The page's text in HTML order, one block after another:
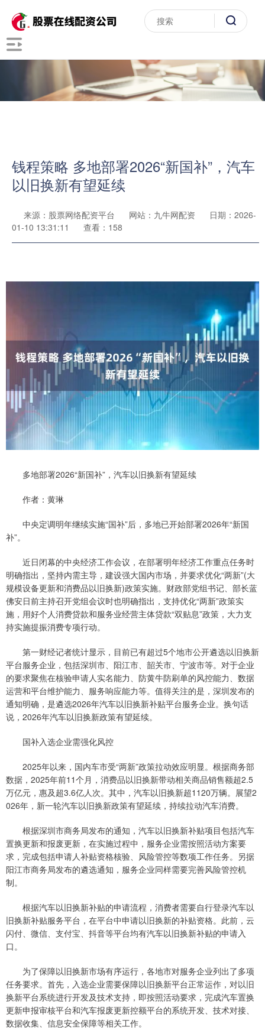
钱程策略 多地部署2026“新国补”，汽车
以旧换新有望延续
来源：股票网络配资平台 网站：九牛网配资
日期：2026-
01-10 13:31:11
查看：158
多地部署2026“新国补”，汽车以旧换新有望延续
作者：黄琳
中央定调明年继续实施“国补”后，多地已开始部署2026年“新国
补”。
近日闭幕的中央经济工作会议，在部署明年经济工作重点任务时
明确指出，坚持内需主导，建设强大国内市场，并要求优化“两新”(大
规模设备更新和消费品以旧换新)政策实施。财政部党组书记、部长蓝
佛安日前主持召开党组会议时也明确指出，支持优化“两新”政策实
施，用好个人消费贷款和服务业经营主体贷款“双贴息”政策，大力支
持实施提振消费专项行动。
第一财经记者统计显示，目前已有超过5个地市公开遴选以旧换新
平台服务企业，包括深圳市、阳江市、韶关市、宁波市等。对于企业
的要求聚焦在核验申请人实名能力、防黄牛防刷单的风控能力、数据
运营和平台维护能力、服务响应能力等。值得关注的是，深圳发布的
通知明确，是遴选2026年汽车以旧换新补贴平台服务企业。换句话
说，2026年汽车以旧换新政策有望延续。
国补入选企业需强化风控
2025年以来，国内车市受“两新”政策拉动效应明显。根据商务部
数据，2025年前11个月，消费品以旧换新带动相关商品销售额超2.5
万亿元，惠及超3.6亿人次。其中，汽车以旧换新超1120万辆。展望2
026年，新一轮汽车以旧换新政策有望延续，持续拉动汽车消费。
根据深圳市商务局发布的通知，汽车以旧换新补贴项目包括汽车
置换更新和报废更新，在实施过程中，服务企业需按照活动方案要
求，完成包括申请人补贴资格核验、风险管控等数项工作任务。另据
阳江市商务局发布的遴选通知，服务企业同样需要完善风险管控机
制。
根据汽车以旧换新补贴的申请流程，消费者需要自行登录汽车以
旧换新补贴服务平台，在平台中申请以旧换新的补贴资格。此前，云
闪付、微信、支付宝、抖音等平台均有汽车以旧换新补贴的申请入
口。
为了保障以旧换新市场有序运行，各地市对服务企业列出了多项
任务要求。首先，入选企业需要保障以旧换新平台正常运作，对以旧
换新平台系统进行开发及技术支持，即按照活动要求，完成汽车置换
更新申报审核平台和汽车报废更新控额平台的系统开发、技术对接、
数据收集、信息安全保障等相关工作。